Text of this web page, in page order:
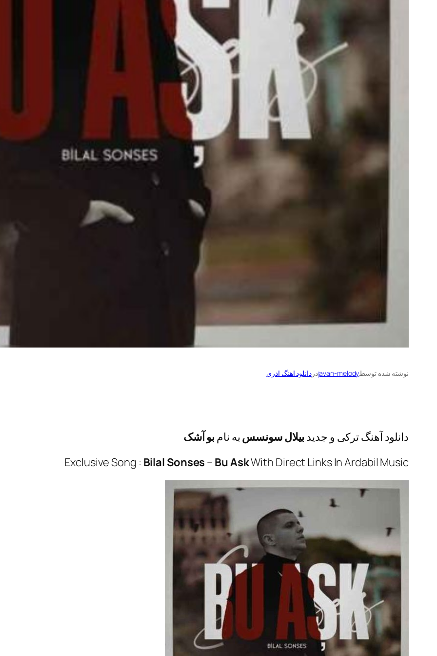
نوشته شده توسطjavan-melodyدردانلود اهنگ اذری
دانلود آهنگ ترکی و جدیدبیلال سونسسبه نامبو آشک
Exclusive Song : Bilal Sonses – Bu AskWith Direct Links In Ardabil Music